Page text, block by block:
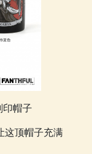
帽子
这顶帽子充满